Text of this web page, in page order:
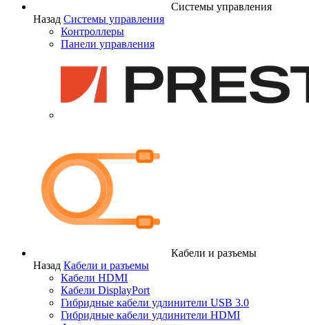
Системы управления
Назад Системы управления
Контроллеры
Панели управления
Кабели и разъемы
Назад Кабели и разъемы
Кабели HDMI
Кабели DisplayPort
Гибридные кабели удлинители USB 3.0
Гибридные кабели удлинители HDMI